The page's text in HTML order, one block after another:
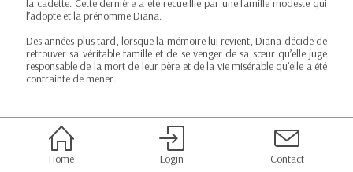
la cadette. Cette dernière a été recueillie par une famille modeste qui
l’adopte et la prénomme Diana.
Des années plus tard, lorsque la mémoire lui revient, Diana décide de
retrouver sa véritable famille et de se venger de sa sœur qu’elle juge
responsable de la mort de leur père et de la vie misérable qu’elle a été
contrainte de mener.
Home Login Contact